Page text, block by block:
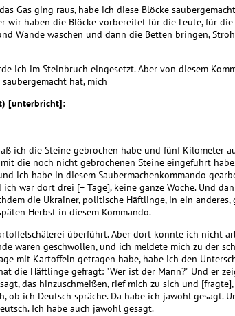
Gas ging raus, habe ich diese Blöcke
wir haben die Blöcke vorbereitet für die Leute, für
Wände waschen und dann die Betten bringen,
ich im Steinbruch eingesetzt. Aber von diesem
hat, mich
[unterbricht]:
ich die Steine gebrochen habe und fünf Kilometer
die noch nicht gebrochenen Steine eingeführt
ich habe in diesem Saubermachenkommando
war dort drei [+ Tage], keine ganze Woche. Und
die Ukrainer, politische Häftlinge, in ein
Herbst in diesem Kommando.
überführt. Aber dort konnte ich nicht
waren geschwollen, und ich meldete mich zu der
mit Kartoffeln getragen habe, habe ich den
die Häftlinge gefragt: "Wer ist der Mann?" Und er
das hinzuschmeißen, rief mich zu sich und
ob ich Deutsch spräche. Da habe ich jawohl gesagt.
Ich habe auch jawohl gesagt.